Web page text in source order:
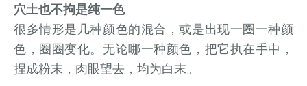
穴土也不拘是纯一色
很多情形是几种颜色的混合，或是出现一圈一种颜
色，圈圈变化。无论哪一种颜色，把它执在手中，
捏成粉末，肉眼望去，均为白末。